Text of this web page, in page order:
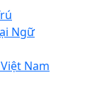
Ngữ
Nam